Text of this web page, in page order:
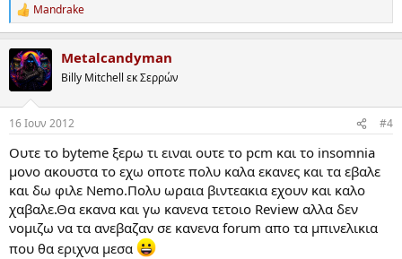
R
e
c
t
i
s
Mandrake
Metalcandyman
Billy Mitchell εκ Σερρών
16 Ιουν 2012 #4
Ουτε το byteme ξερω τι ειναι ουτε το pcm και το insomnia
μονο ακουστα το εχω οποτε πολυ καλα εκανες και τα εβαλε
και δω φιλε Nemo.Πολυ ωραια βιντεακια εχουν και καλο
χαβαλε.Θα εκανα και γω κανενα τετοιο Review αλλα δεν
νομιζω να τα ανεβαζαν σε κανενα forum απο τα μπινελικια
που θα εριχνα μεσα